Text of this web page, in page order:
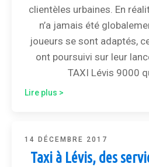
clientèles urbaines. En
n’a jamais été
joueurs se sont adaptés,
ont poursuivi sur leur
TAXI Lévis 9000
Lire plus >
14 DÉCEMBRE 2017
Taxi à Lévis, des